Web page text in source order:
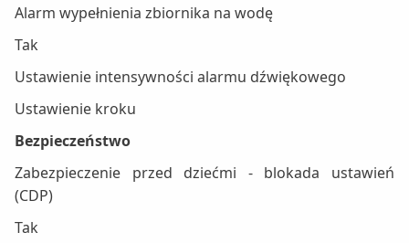
Alarm wypełnienia zbiornika na wodę
Tak
Ustawienie intensywności alarmu dźwiękowego
Ustawienie kroku
Bezpieczeństwo
Zabezpieczenie przed dziećmi - blokada ustawień
(CDP)
Tak